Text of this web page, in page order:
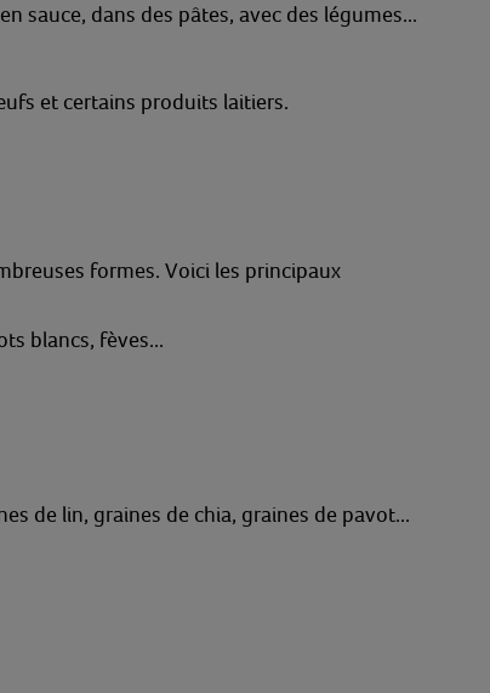
sauce, dans des pâtes, avec des légumes...
et certains produits laitiers.
formes. Voici les principaux
blancs, fèves...
de lin, graines de chia, graines de pavot...